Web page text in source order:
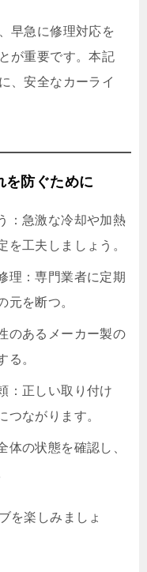
早急に修理対応を
が重要です。本記
、安全なカーライ
を防ぐために
：急激な冷却や加熱
を工夫しましょう。
理：専門業者に定期
元を断つ。
のあるメーカー製の
る。
：正しい取り付け
つながります。
体の状態を確認し、
を楽しみましょ